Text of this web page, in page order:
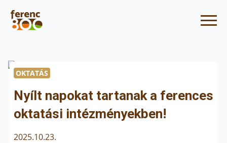
OKTATÁS
Nyílt napokat tartanak a ferences
oktatási intézményekben!
2025.10.23.